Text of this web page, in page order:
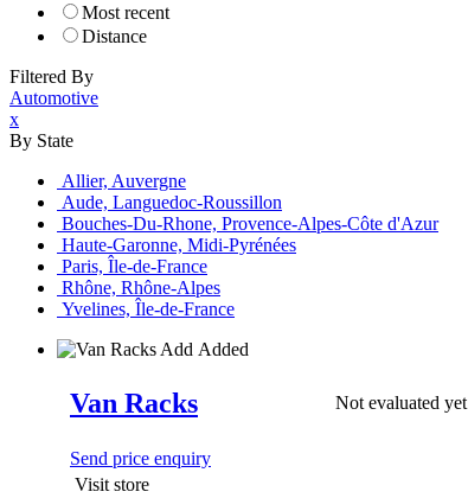
Most recent
Distance
Filtered By
Automotive
x
By State
Allier, Auvergne
Aude, Languedoc-Roussillon
Bouches-Du-Rhone, Provence-Alpes-Côte d'Azur
Haute-Garonne, Midi-Pyrénées
Paris, Île-de-France
Rhône, Rhône-Alpes
Yvelines, Île-de-France
Add Added
Van Racks Not evaluated yet
Send price enquiry
Visit store